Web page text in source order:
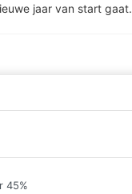
jaar van start gaat.
45%